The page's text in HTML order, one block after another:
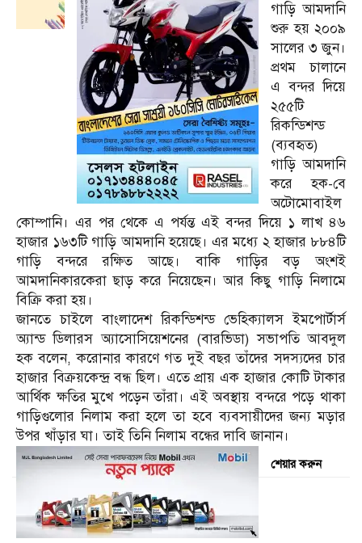
গাড়ি আমদানি
শুরু হয় ২০০৯
সালের ৩ জুন।
প্রথম চালানে
এ বন্দর দিয়ে
২৫৫টি
রিকন্ডিশন্ড
(ব্যবহৃত)
গাড়ি আমদানি
করে হক-বে
অটোমোবাইল
কোম্পানি। এর পর থেকে এ পর্যন্ত এই বন্দর দিয়ে ১ লাখ ৪৬
হাজার ১৬৩টি গাড়ি আমদানি হয়েছে। এর মধ্যে ২ হাজার ৮৮৪টি
গাড়ি বন্দরে রক্ষিত আছে। বাকি গাড়ির বড় অংশই
আমদানিকারকেরা ছাড় করে নিয়েছেন। আর কিছু গাড়ি নিলামে
বিক্রি করা হয়।
জানতে চাইলে বাংলাদেশ রিকন্ডিশন্ড ভেহিক্যালস ইমপোর্টার্স
অ্যান্ড ডিলারস অ্যাসোসিয়েশনের (বারভিডা) সভাপতি আবদুল
হক বলেন, করোনার কারণে গত দুই বছর তাঁদের সদস্যদের চার
হাজার বিক্রয়কেন্দ্র বন্ধ ছিল। এতে প্রায় এক হাজার কোটি টাকার
আর্থিক ক্ষতির মুখে পড়েন তাঁরা। এই অবস্থায় বন্দরে পড়ে থাকা
গাড়িগুলোর নিলাম করা হলে তা হবে ব্যবসায়ীদের জন্য মড়ার
উপর খাঁড়ার ঘা। তাই তিনি নিলাম বন্ধের দাবি জানান।
শেয়ার করুন